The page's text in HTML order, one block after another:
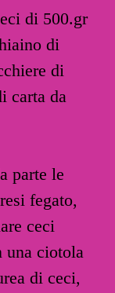
di 500.gr
di
di
carta da
parte le
fegato,
ceci
una ciotola
di ceci,